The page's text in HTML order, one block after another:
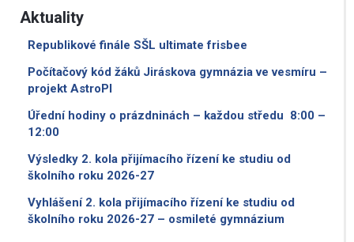
Aktuality
Republikové finále SŠL ultimate frisbee
Počítačový kód žáků Jiráskova gymnázia ve vesmíru –
projekt AstroPI
Úřední hodiny o prázdninách – každou středu 8:00 –
12:00
Výsledky 2. kola přijímacího řízení ke studiu od
školního roku 2026-27
Vyhlášení 2. kola přijímacího řízení ke studiu od
školního roku 2026-27 – osmileté gymnázium